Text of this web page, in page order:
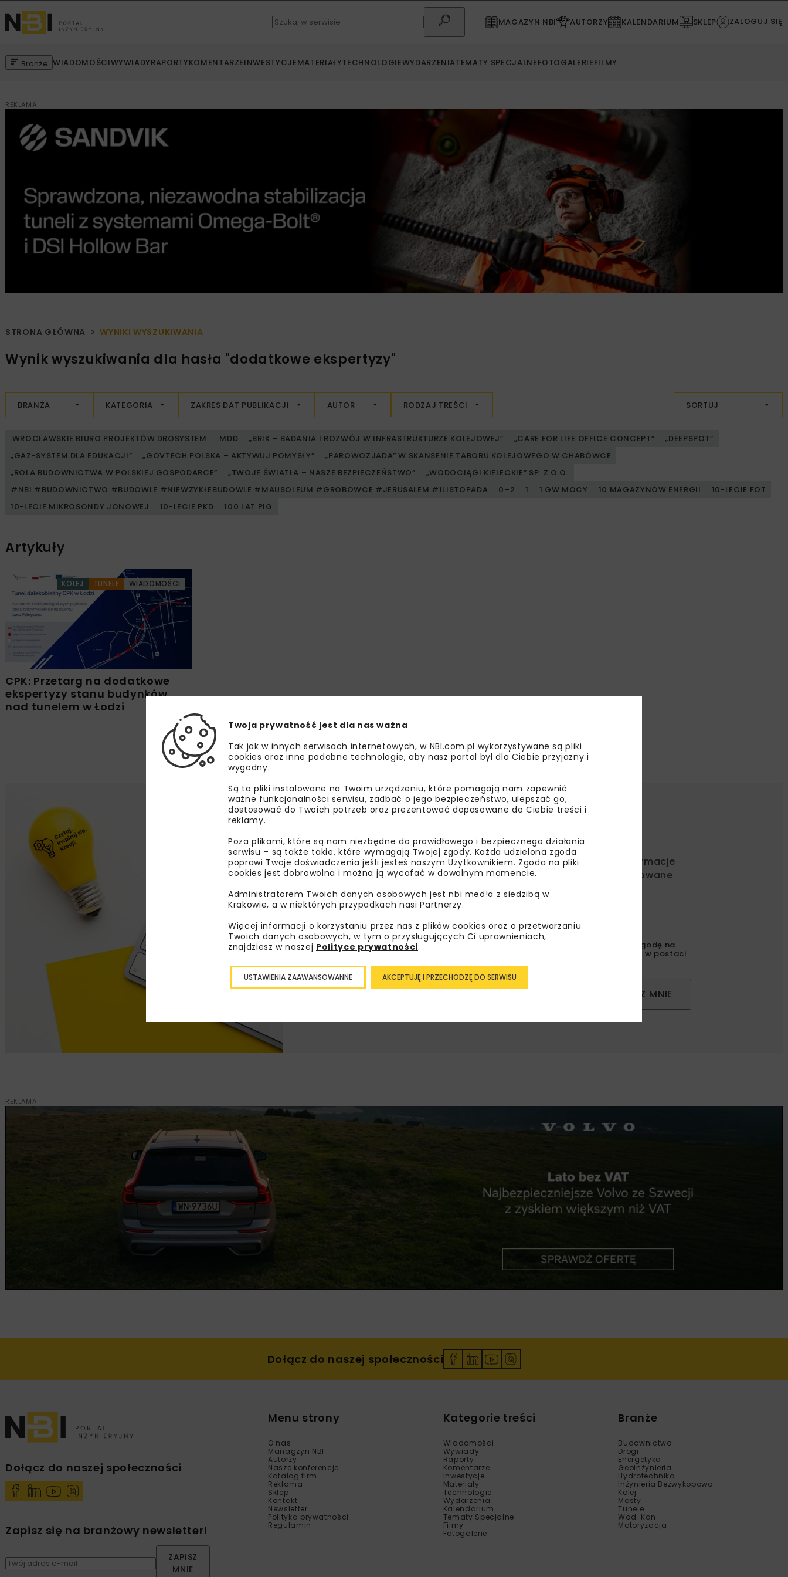
MAGAZYN NBI AUTORZY KALENDARIUM SKLEP ZALOGUJ SIĘ
Branże WIADOMOŚCIWYWIADYRAPORTYKOMENTARZEINWESTYCJEMATERIAŁYTECHNOLOGIEWYDARZENIATEMATY SPECJALNEFOTOGALERIEFILMY
REKLAMA
STRONA GŁÓWNA WYNIKI WYSZUKIWANIA
Wynik wyszukiwania dla hasła "dodatkowe ekspertyzy"
BRANŻA KATEGORIA ZAKRES DAT PUBLIKACJI AUTOR RODZAJ TREŚCI SORTUJ
WROCŁAWSKIE BIURO PROJEKTÓW DROSYSTEM .MDD „BRIK – BADANIA I ROZWÓJ W INFRASTRUKTURZE KOLEJOWEJ” „CARE FOR LIFE OFFICE CONCEPT”
„DEEPSPOT”
„GAZ-SYSTEM DLA EDUKACJI”
„GOVTECH POLSKA – AKTYWUJ POMYSŁY”
„PAROWOZJADA” W SKANSENIE TABORU KOLEJOWEGO W CHABÓWCE
„ROLA BUDOWNICTWA W POLSKIEJ GOSPODARCE”
„TWOJE ŚWIATŁA – NASZE BEZPIECZEŃSTWO”
„WODOCIĄGI KIELECKIE” SP. Z O.O.
#NBI #BUDOWNICTWO #BUDOWLE #NIEWZYKŁEBUDOWLE #MAUSOLEUM #GROBOWCE #JERUSALEM #1LISTOPADA
0–2 1 1 GW MOCY 10 MAGAZYNÓW ENERGII
10-LECIE FOT
10-LECIE MIKROSONDY JONOWEJ
10-LECIE PKD 100 LAT PIG
Artykuły
KOLEJ TUNELE WIADOMOŚCI
CPK: Przetarg na dodatkowe
ekspertyzy stanu budynków
nad tunelem w Łodzi
Lubisz wiedzieć więcej?
Zapisz się do newslettera aby otrzymywać od nas najlepsze informacje
branżowe, zaproszenia na wydarzenia, atrakcyjne oferty i dedykowane
akcje specjalne.
Zapoznałam/em się z Polityką Prywatności oraz wyrażam zgodę na
otrzymywanie na podany przeze mnie adres e-mail korespondencji handlowej w postaci
ZAPISZ MNIE
REKLAMA
Dołącz do naszej społeczności
Dołącz do naszej społeczności
Zapisz się na branżowy newsletter!
ZAPISZ
MNIE
Menu strony
O nas
Managzyn NBI
Autorzy
Nasze konferencje
Katalog firm
Reklama
Sklep
Kontakt
Newsletter
Polityka prywatności
Regulamin
Kategorie treści
Wiadomości
Wywiady
Raporty
Komentarze
Inwestycje
Materiały
Technologie
Wydarzenia
Kalendarium
Tematy Specjalne
Filmy
Fotogalerie
Branże
Budownictwo
Drogi
Energetyka
Geoinżynieria
Hydrotechnika
Inżynieria Bezwykopowa
Kolej
Mosty
Tunele
Wod-Kan
Motoryzacja
Twoja prywatność jest dla nas ważna
Tak jak w innych serwisach internetowych, w NBI.com.pl wykorzystywane są pliki
cookies oraz inne podobne technologie, aby nasz portal był dla Ciebie przyjazny i
wygodny.
Są to pliki instalowane na Twoim urządzeniu, które pomagają nam zapewnić
ważne funkcjonalności serwisu, zadbać o jego bezpieczeństwo, ulepszać go,
dostosować do Twoich potrzeb oraz prezentować dopasowane do Ciebie treści i
reklamy.
Poza plikami, które są nam niezbędne do prawidłowego i bezpiecznego działania
serwisu – są także takie, które wymagają Twojej zgody. Każda udzielona zgoda
poprawi Twoje doświadczenia jeśli jesteś naszym Użytkownikiem. Zgoda na pliki
cookies jest dobrowolna i można ją wycofać w dowolnym momencie.
Administratorem Twoich danych osobowych jest nbi med!a z siedzibą w
Krakowie, a w niektórych przypadkach nasi Partnerzy.
Więcej informacji o korzystaniu przez nas z plików cookies oraz o przetwarzaniu
Twoich danych osobowych, w tym o przysługujących Ci uprawnieniach,
znajdziesz w naszej Polityce prywatności.
AKCEPTUJĘ I PRZECHODZĘ DO SERWISU
USTAWIENIA ZAAWANSOWANNE